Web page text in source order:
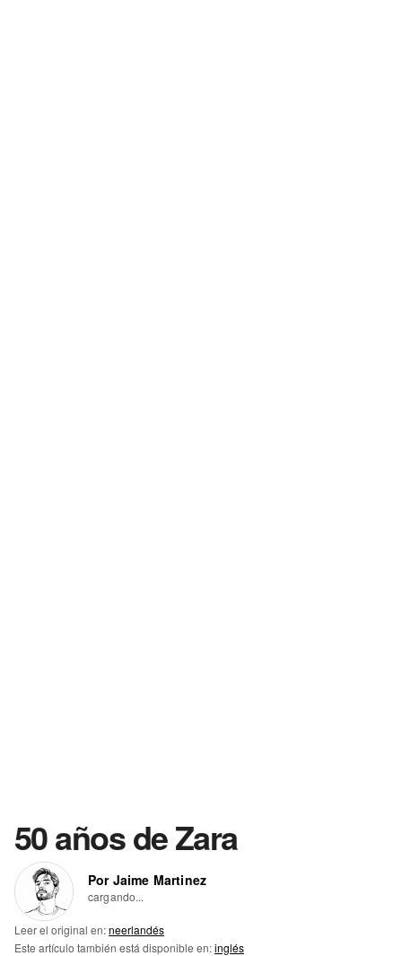
50 años de Zara
Por Jaime Martinez
cargando...
Leer el original en:neerlandés
Este artículo también está disponible en:inglés